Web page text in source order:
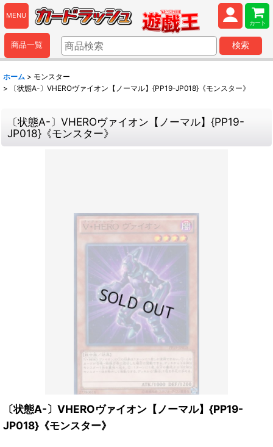
MENU
カート
商品一覧 検索
ホーム > モンスター
>
〔状態A-〕VHEROヴァイオン【ノーマル】{PP19-JP018}《モンスター》
〔状態A-〕VHEROヴァイオン【ノーマル】{PP19-
JP018}《モンスター》
〔状態A-〕VHEROヴァイオン【ノーマル】{PP19-
JP018}《モンスター》